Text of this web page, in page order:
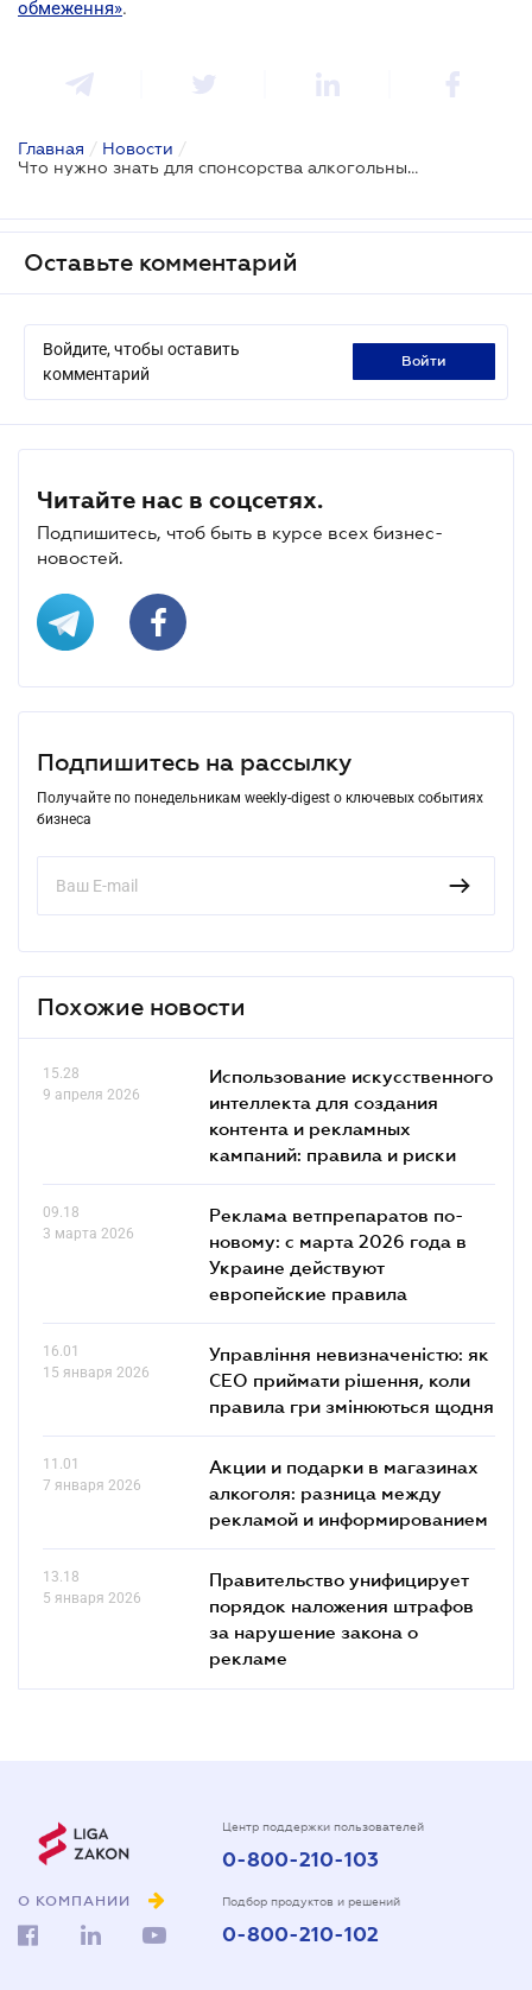
обмеження».
Главная / Новости /
Что нужно знать для спонсорства алкогольных брендов?
Оставьте комментарий
Войдите, чтобы оставить
комментарий
войти
Читайте нас в соцсетях.
Подпишитесь, чтоб быть в курсе всех бизнес-
новостей.
Подпишитесь на рассылку
Получайте по понедельникам weekly-digest о ключевых событиях
бизнеса
Похожие новости
15.28
9 апреля 2026
Использование искусственного
интеллекта для создания
контента и рекламных
кампаний: правила и риски
09.18
3 марта 2026
Реклама ветпрепаратов по-
новому: с марта 2026 года в
Украине действуют
европейские правила
16.01
15 января 2026
Управління невизначеністю: як
СЕО приймати рішення, коли
правила гри змінюються щодня
11.01
7 января 2026
Акции и подарки в магазинах
алкоголя: разница между
рекламой и информированием
13.18
5 января 2026
Правительство унифицирует
порядок наложения штрафов
за нарушение закона о
рекламе
О КОМПАНИИ
Центр поддержки пользователей
0-800-210-103
Подбор продуктов и решений
0-800-210-102